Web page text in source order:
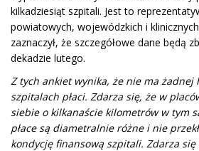
kilkadziesiąt szpitali. Jest to
powiatowych, wojewódzkich i
zaznaczył, że szczegółowe dane będą
dekadzie lutego.
Z tych ankiet wynika, że nie ma żadnej
szpitalach płaci. Zdarza się, że w
siebie o kilkanaście kilometrów w tym
płace są diametralnie różne i nie
kondycję finansową szpitali. Zdarza